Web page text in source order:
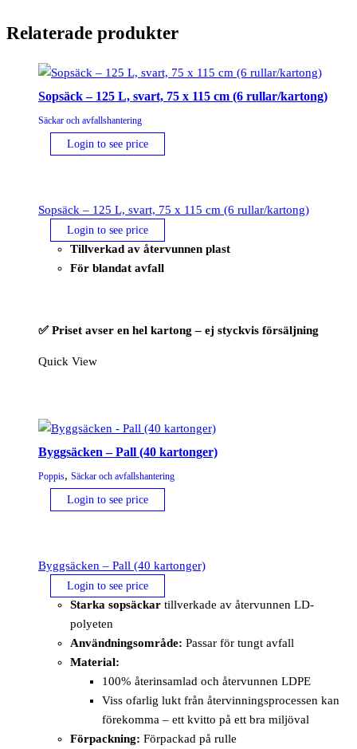
Relaterade produkter
Sopsäck – 125 L, svart, 75 x 115 cm (6 rullar/kartong)
Säckar och avfallshantering
Login to see price
Sopsäck – 125 L, svart, 75 x 115 cm (6 rullar/kartong)
Login to see price
Tillverkad av återvunnen plast
För blandat avfall
✅ Priset avser en hel kartong – ej styckvis försäljning
Quick View
Byggsäcken – Pall (40 kartonger)
Poppis, Säckar och avfallshantering
Login to see price
Byggsäcken – Pall (40 kartonger)
Login to see price
Starka sopsäckar tillverkade av återvunnen LD-
polyeten
Användningsområde: Passar för tungt avfall
Material:
100% återinsamlad och återvunnen LDPE
Viss ofarlig lukt från återvinningsprocessen kan
förekomma – ett kvitto på ett bra miljöval
Förpackning: Förpackad på rulle